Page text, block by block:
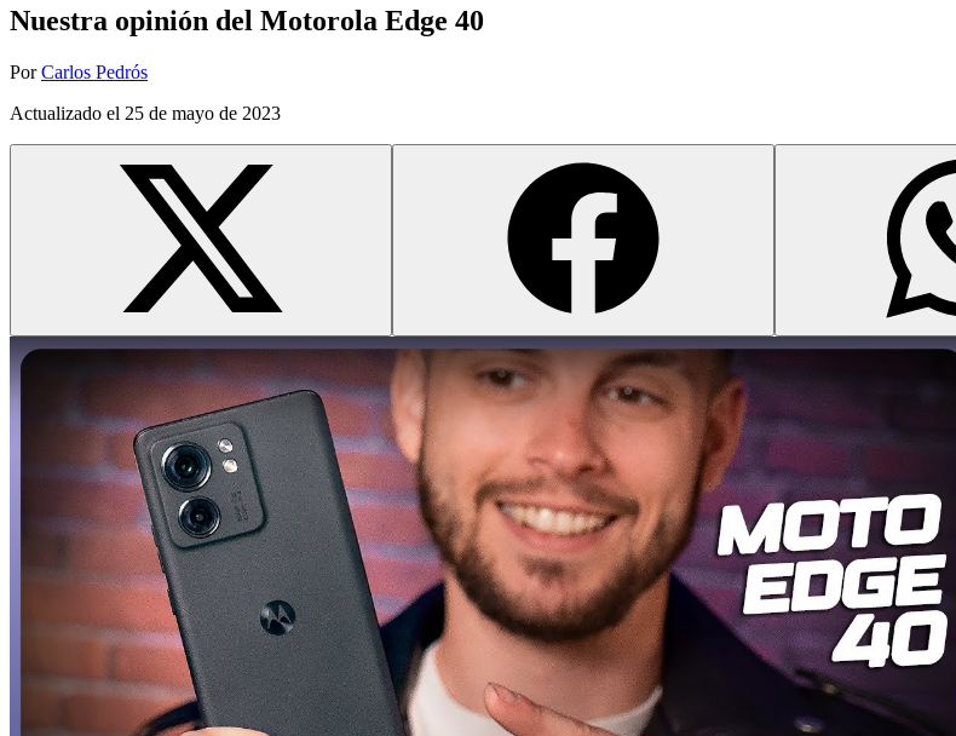
Nuestra opinión del Motorola Edge 40
Por Carlos Pedrós
Actualizado el 25 de mayo de 2023